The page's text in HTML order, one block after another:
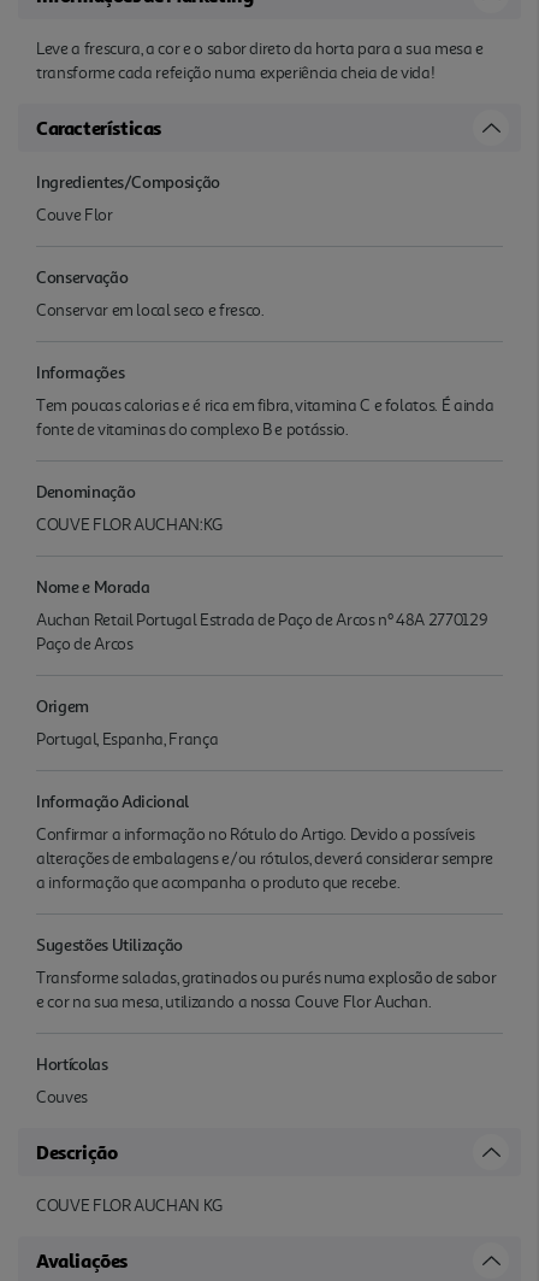
Leve a frescura, a cor e o sabor direto da horta para a sua mesa e
transforme cada refeição numa experiência cheia de vida!
Características
Ingredientes/Composição
Couve Flor
Conservação
Conservar em local seco e fresco.
Informações
Tem poucas calorias e é rica em fibra, vitamina C e folatos. É ainda
fonte de vitaminas do complexo B e potássio.
Denominação
COUVE FLOR AUCHAN:KG
Nome e Morada
Auchan Retail Portugal Estrada de Paço de Arcos nº 48A 2770129
Paço de Arcos
Origem
Portugal, Espanha, França
Informação Adicional
Confirmar a informação no Rótulo do Artigo. Devido a possíveis
alterações de embalagens e/ou rótulos, deverá considerar sempre
a informação que acompanha o produto que recebe.
Sugestões Utilização
Transforme saladas, gratinados ou purés numa explosão de sabor
e cor na sua mesa, utilizando a nossa Couve Flor Auchan.
Hortícolas
Couves
Descrição
COUVE FLOR AUCHAN KG
Avaliações